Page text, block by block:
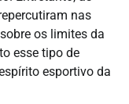
nas
os limites da
esse tipo de
esportivo da